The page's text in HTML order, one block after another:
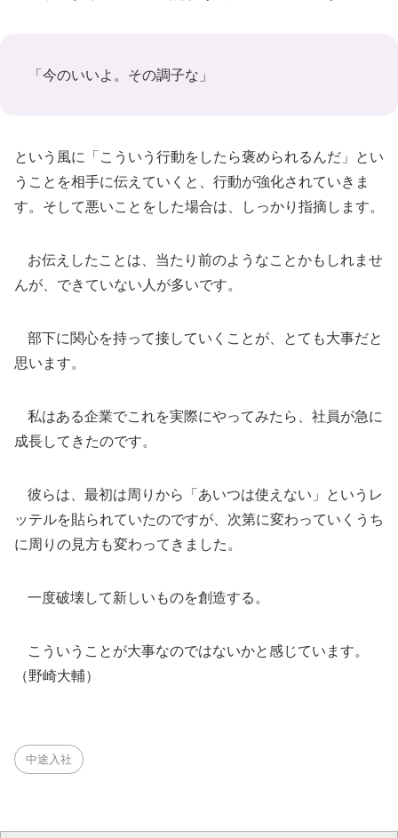
「今のいいよ。その調子な」
という風に「こういう行動をしたら褒められるんだ」とい
うことを相手に伝えていくと、行動が強化されていきま
す。そして悪いことをした場合は、しっかり指摘します。
お伝えしたことは、当たり前のようなことかもしれませ
んが、できていない人が多いです。
部下に関心を持って接していくことが、とても大事だと
思います。
私はある企業でこれを実際にやってみたら、社員が急に
成長してきたのです。
彼らは、最初は周りから「あいつは使えない」というレ
ッテルを貼られていたのですが、次第に変わっていくうち
に周りの見方も変わってきました。
一度破壊して新しいものを創造する。
こういうことが大事なのではないかと感じています。
（野崎大輔）
中途入社